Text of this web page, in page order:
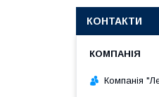
КОНТАКТИ
Компанія